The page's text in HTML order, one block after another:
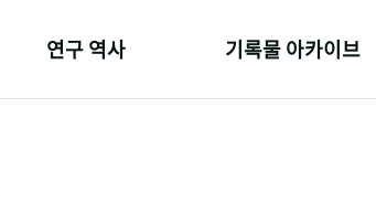
연구 역사 기록물 아카이브